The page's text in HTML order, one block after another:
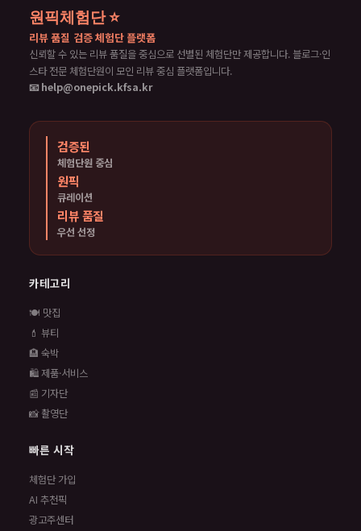
원픽체험단 ⭐
리뷰 품질 검증 체험단 플랫폼
신뢰할 수 있는 리뷰 품질을 중심으로 선별된 체험단만 제공합니다. 블로그·인
스타 전문 체험단원이 모인 리뷰 중심 플랫폼입니다.
📧 help@onepick.kfsa.kr
검증된
체험단원 중심
원픽
큐레이션
리뷰 품질
우선 선정
카테고리
🍽️ 맛집
💄 뷰티
🏨 숙박
🛍️ 제품·서비스
📰 기자단
📸 촬영단
빠른 시작
체험단 가입
AI 추천픽
광고주센터